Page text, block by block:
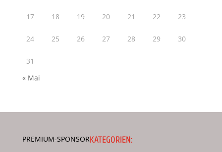
17 18 19 20 21 22 23
24 25 26 27 28 29 30
31
« Mai
PREMIUM-SPONSORKATEGORIEN: